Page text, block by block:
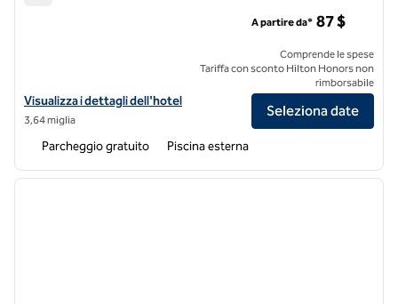
Visualizza i dettagli dell'hotel DoubleTree by Hilton Hotel Arlington
Visualizza i dettagli dell'hotel
3,64 miglia
A partire da* 87 $
Comprende le spese
Tariffa con sconto Hilton Honors non
rimborsabile
Seleziona date
Parcheggio gratuito Piscina esterna
1 di 12